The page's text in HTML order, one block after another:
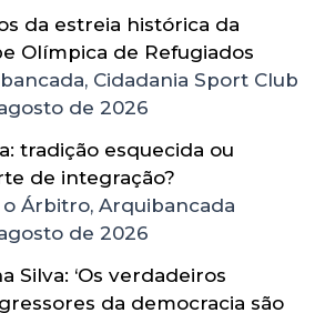
da estreia histórica da
Olímpica de Refugiados
Cidadania Sport Club
de 2026
tradição esquecida ou
de integração?
Árbitro, Arquibancada
de 2026
Silva: ‘Os verdadeiros
da democracia são